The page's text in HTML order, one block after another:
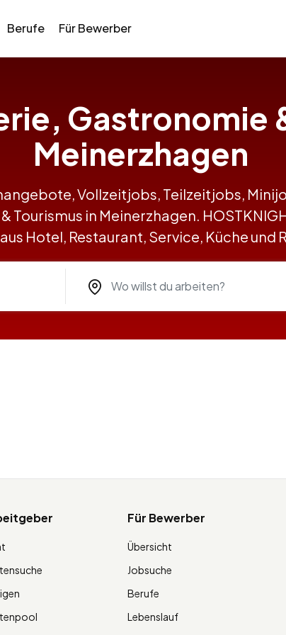
Berufe Für Bewerber
Gastronomie
Meinerzhagen
Vollzeitjobs, Teilzeitjobs,
Tourismus in Meinerzhagen.
Hotel, Restaurant, Service, Küche und
Für Bewerber
Übersicht
Jobsuche
Berufe
Lebenslauf